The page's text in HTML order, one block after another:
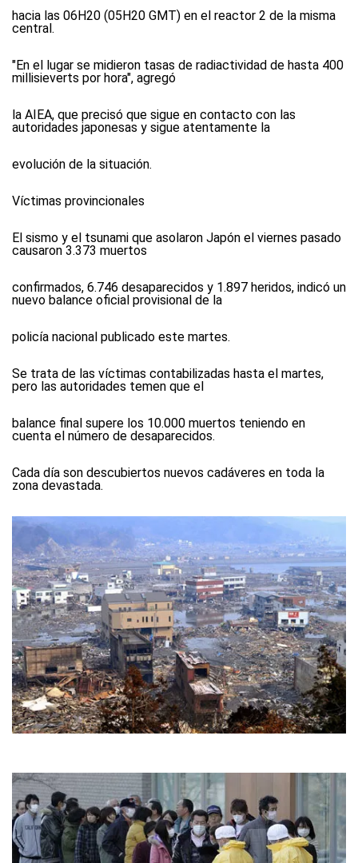
hacia las 06H20 (05H20 GMT) en el reactor 2 de la misma
central.
"En el lugar se midieron tasas de radiactividad de hasta 400
millisieverts por hora", agregó
la AIEA, que precisó que sigue en contacto con las
autoridades japonesas y sigue atentamente la
evolución de la situación.
Víctimas provincionales
El sismo y el tsunami que asolaron Japón el viernes pasado
causaron 3.373 muertos
confirmados, 6.746 desaparecidos y 1.897 heridos, indicó un
nuevo balance oficial provisional de la
policía nacional publicado este martes.
Se trata de las víctimas contabilizadas hasta el martes,
pero las autoridades temen que el
balance final supere los 10.000 muertos teniendo en
cuenta el número de desaparecidos.
Cada día son descubiertos nuevos cadáveres en toda la
zona devastada.